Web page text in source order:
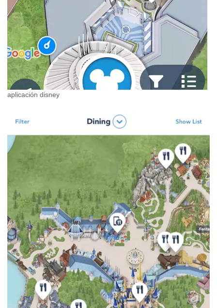
aplicación disney